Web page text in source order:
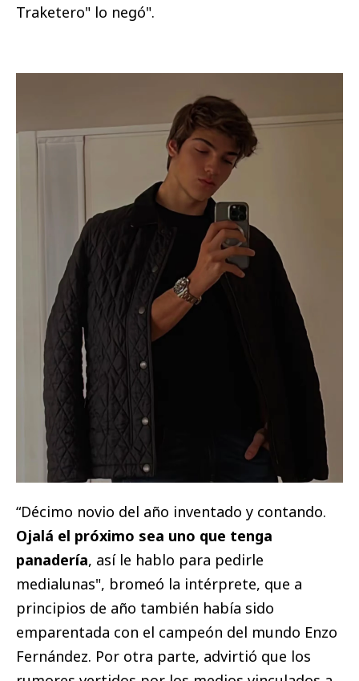
Traketero" lo negó".
“Décimo novio del año inventado y contando.
Ojalá el próximo sea uno que tenga
panadería, así le hablo para pedirle
medialunas", bromeó la intérprete, que a
principios de año también había sido
emparentada con el campeón del mundo Enzo
Fernández. Por otra parte, advirtió que los